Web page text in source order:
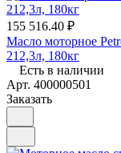
155 516.40 ₽
Масло моторное
212,3л, 180кг
Есть в наличии
Арт. 400000501
Заказать